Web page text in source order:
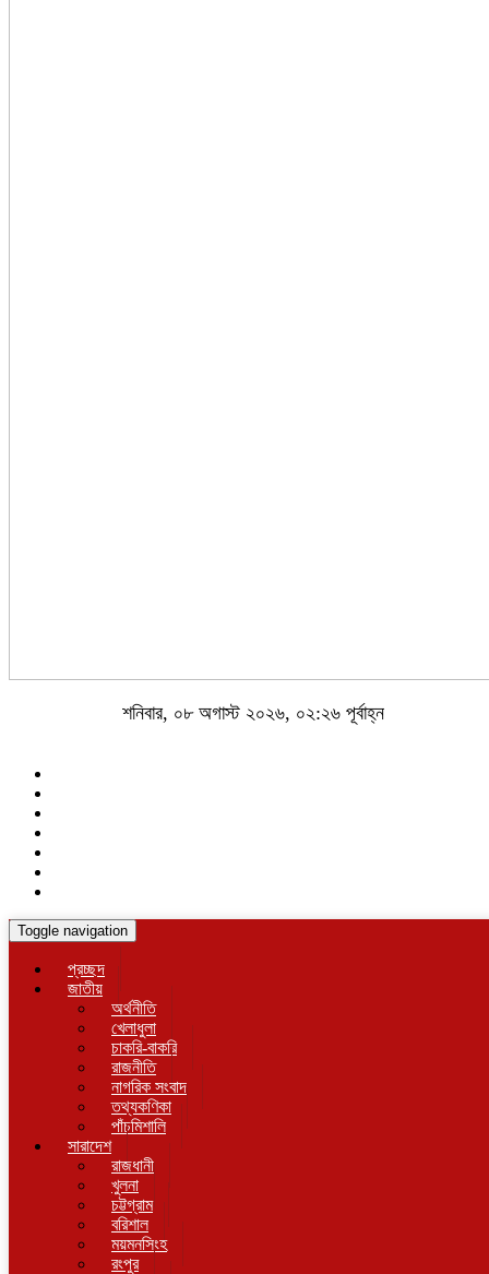
শনিবার, ০৮ অগাস্ট ২০২৬, ০২:২৬ পূর্বাহ্ন
Toggle navigation
প্রচ্ছদ
জাতীয়
অর্থনীতি
খেলাধুলা
চাকরি-বাকরি
রাজনীতি
নাগরিক সংবাদ
তথ্যকণিকা
পাঁচমিশালি
সারাদেশ
রাজধানী
খুলনা
চট্টগ্রাম
বরিশাল
ময়মনসিংহ
রংপুর